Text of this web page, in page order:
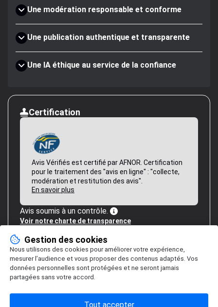
Une modération responsable et conforme
Une publication authentique et transparente
Une IA éthique au service de la confiance
Certification
Avis Vérifiés est certifié par AFNOR. Certification
pour le traitement des "avis en ligne" : "collecte,
modération et restitution des avis".
En savoir plus
Avis soumis à un contrôle.
Voir notre charte de transparence
Gestion des cookies
Nous utilisons des cookies pour améliorer votre expérience,
mesurer l’audience et vous proposer des contenus adaptés. Vos
données personnelles sont protégées et ne seront jamais
partagées sans votre accord.
Tout accepter